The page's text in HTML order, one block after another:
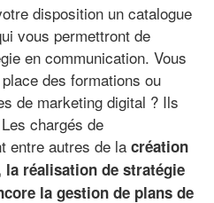
disposition un catalogue
vous permettront de
en communication. Vous
des formations ou
de marketing digital ? Ils
chargés de
entre autres de la création
réalisation de stratégie
la gestion de plans de